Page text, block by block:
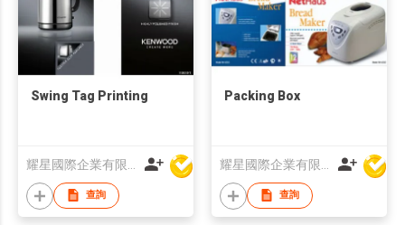
Swing Tag Printing
查詢
Packing Box
查詢